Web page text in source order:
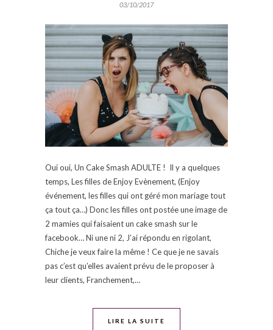
03/10/2017
Oui oui, Un Cake Smash ADULTE ! Il y a quelques
temps, Les filles de Enjoy Evènement, (Enjoy
événement, les filles qui ont géré mon mariage tout
ça tout ça…) Donc les filles ont postée une image de
2 mamies qui faisaient un cake smash sur le
facebook… Ni une ni 2, J’ai répondu en rigolant,
Chiche je veux faire la même ! Ce que je ne savais
pas c’est qu’elles avaient prévu de le proposer à
leur clients, Franchement,…
LIRE LA SUITE